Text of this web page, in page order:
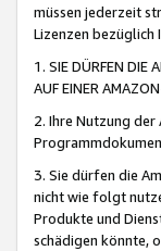
müssen jederzeit
Lizenzen bezüglich
1. SIE DÜRFEN DIE
AUF EINER
2. Ihre Nutzung
3. Sie dürfen die
nicht wie folgt
Produkte und
schädigen könnte,